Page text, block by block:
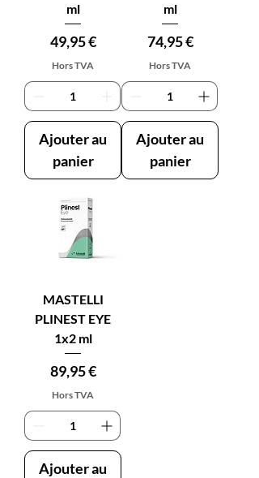
ml
Prix
49,95 €
Hors TVA
Ajouter au
panier
ml
Prix
74,95 €
Hors TVA
Ajouter au
panier
MASTELLI
PLINEST EYE
1x2 ml
Prix
89,95 €
Hors TVA
Ajouter au